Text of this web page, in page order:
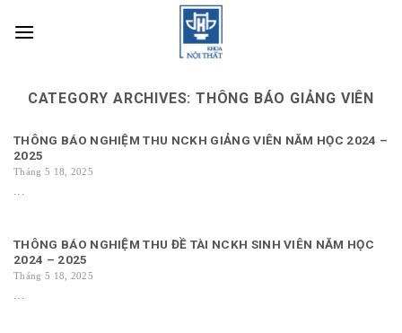
CATEGORY ARCHIVES:THÔNG BÁO GIẢNG VIÊN
THÔNG BÁO NGHIỆM THU NCKH GIẢNG VIÊN NĂM HỌC 2024 –
2025
Tháng 5 18, 2025
THÔNG BÁO NGHIỆM THU ĐỀ TÀI NCKH SINH VIÊN NĂM HỌC
2024 – 2025
Tháng 5 18, 2025